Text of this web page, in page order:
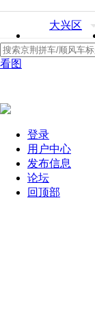
大兴区
看图
登录
用户中心
发布信息
论坛
回顶部